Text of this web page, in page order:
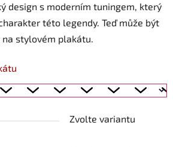
design s moderním tuningem, který
této legendy. Teď může být
stylovém plakátu.
Zvolte variantu